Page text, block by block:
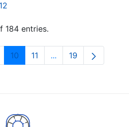
184 entries.
Pages Use TAB to
Page
10 Page
11 ...Intermediate Pages
Page
19